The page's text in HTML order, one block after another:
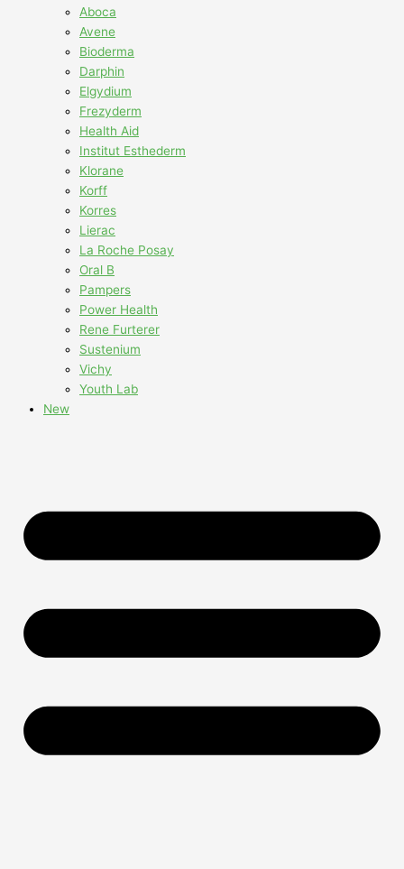
Aboca
Avene
Bioderma
Darphin
Elgydium
Frezyderm
Health Aid
Institut Esthederm
Klorane
Korff
Korres
Lierac
La Roche Posay
Oral B
Pampers
Power Health
Rene Furterer
Sustenium
Vichy
Youth Lab
New